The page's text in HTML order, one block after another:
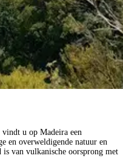
u op Madeira een
en overweldigende natuur en
van vulkanische oorsprong met